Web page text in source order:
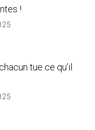
!
tue ce qu’il